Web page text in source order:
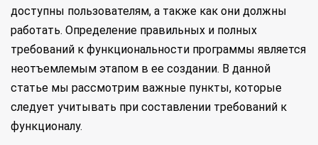
доступны пользователям, а также как они должны
работать. Определение правильных и полных
требований к функциональности программы является
неотъемлемым этапом в ее создании. В данной
статье мы рассмотрим важные пункты, которые
следует учитывать при составлении требований к
функционалу.